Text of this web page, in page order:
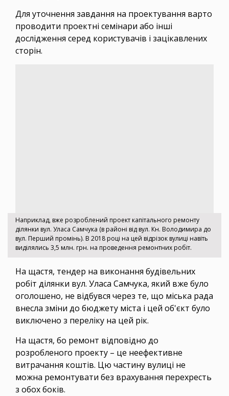
Для уточнення завдання на проектування варто
проводити проектні семінари або інші
дослідження серед користувачів і зацікавлених
сторін.
Наприклад, вже розроблений проект капітального ремонту
ділянки вул. Уласа Самчука (в районі від вул. Кн. Володимира до
вул. Перший промінь). В 2018 році на цей відрізок вулиці навіть
виділялись 3,5 млн. грн. на проведення ремонтних робіт.
На щастя, тендер на виконання будівельних
робіт ділянки вул. Уласа Самчука, який вже було
оголошено, не відбувся через те, що міська рада
внесла зміни до бюджету міста і цей об'єкт було
виключено з переліку на цей рік.
На щастя, бо ремонт відповідно до
розробленого проекту – це неефективне
витрачання коштів. Цю частину вулиці не
можна ремонтувати без врахування перехресть
з обох боків.